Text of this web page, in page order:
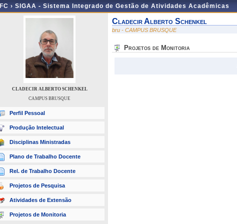
IFC › SIGAA - Sistema Integrado de Gestão de Atividades Acadêmicas
CLADECIR ALBERTO SCHENKEL
CAMPUS BRUSQUE
Perfil Pessoal
Produção Intelectual
Disciplinas Ministradas
Plano de Trabalho Docente
Rel. de Trabalho Docente
Projetos de Pesquisa
Atividades de Extensão
Projetos de Monitoria
Cladecir Alberto Schenkel
bru - CAMPUS BRUSQUE
Projetos de Monitoria